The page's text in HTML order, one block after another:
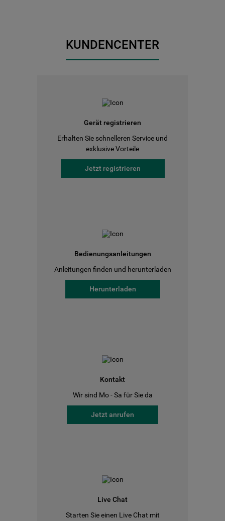
KUNDENCENTER
Gerät registrieren
Erhalten Sie schnelleren Service und
exklusive Vorteile
Jetzt registrieren
Bedienungsanleitungen
Anleitungen finden und herunterladen
Herunterladen
Kontakt
Wir sind Mo - Sa für Sie da
Jetzt anrufen
Live Chat
Starten Sie einen Live Chat mit